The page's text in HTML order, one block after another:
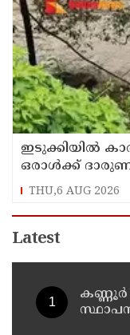
ഇടുക്കിയിൽ
ഒരാൾക്ക്
THU,6 AUG 2026
Latest
കണ്ണൂർ